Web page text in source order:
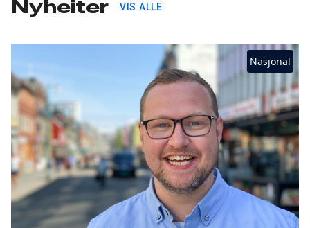
Nyheiter VIS ALLE
Nasjonal